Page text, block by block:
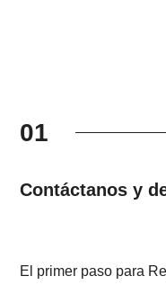
01
Contáctanos y
El primer paso para